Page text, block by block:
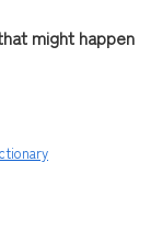
might happen